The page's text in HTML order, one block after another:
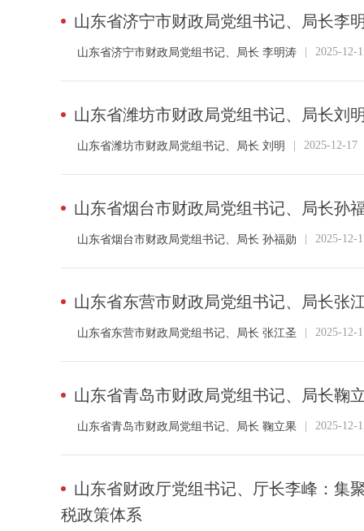
山东省济宁市财政局党组书记、局长李
山东省济宁市财政局党组书记、局长 李明涛 2025-12-
山东省潍坊市财政局党组书记、局长刘
山东省潍坊市财政局党组书记、局长 刘明 2025-12-17
山东省烟台市财政局党组书记、局长孙
山东省烟台市财政局党组书记、局长 孙福勋 2025-12-
山东省东营市财政局党组书记、局长张
山东省东营市财政局党组书记、局长 张江圣 2025-12-
山东省青岛市财政局党组书记、局长鞠
山东省青岛市财政局党组书记、局长 鞠立果 2025-12-
山东省财政厅党组书记、厅长李峰：集
税政策体系